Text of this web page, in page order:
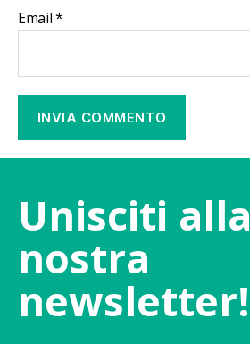
Email*
Unisciti alla
nostra
newsletter!